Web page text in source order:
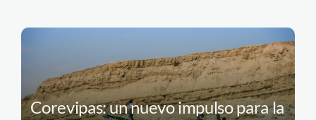
Corevipas: un nuevo impulso para la